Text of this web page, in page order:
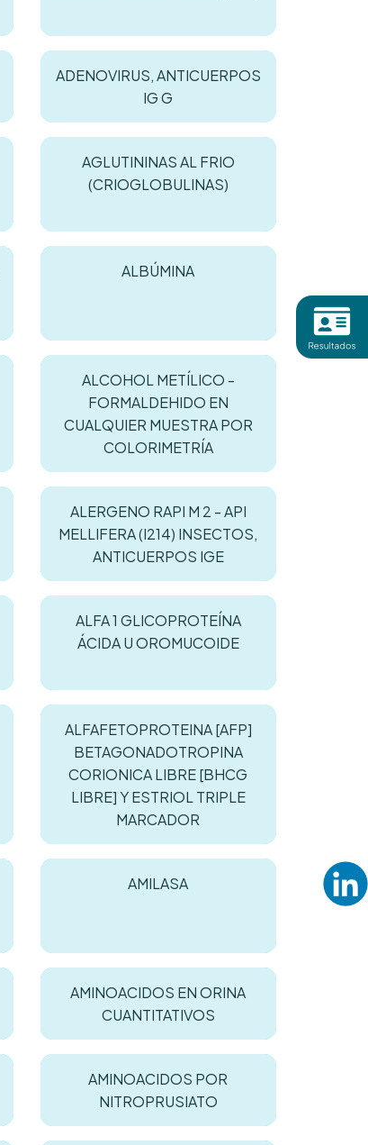
ADENOVIRUS, ANTICUERPOS
IG G
AGLUTININAS AL FRIO
(CRIOGLOBULINAS)
ALBÚMINA
ALCOHOL METÍLICO -
FORMALDEHIDO EN
CUALQUIER MUESTRA POR
COLORIMETRÍA
ALERGENO RAPI M 2 - API
MELLIFERA (I214) INSECTOS,
ANTICUERPOS IGE
ALFA 1 GLICOPROTEÍNA
ÁCIDA U OROMUCOIDE
ALFAFETOPROTEINA [AFP]
BETAGONADOTROPINA
CORIONICA LIBRE [BHCG
LIBRE] Y ESTRIOL TRIPLE
MARCADOR
AMILASA
AMINOACIDOS EN ORINA
CUANTITATIVOS
AMINOACIDOS POR
NITROPRUSIATO